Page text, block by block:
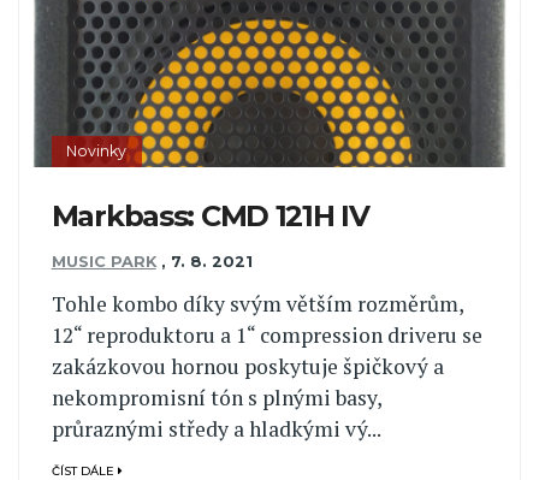
Novinky
Markbass: CMD 121H IV
MUSIC PARK , 7. 8. 2021
Tohle kombo díky svým větším rozměrům,
12“ reproduktoru a 1“ compression driveru se
zakázkovou hornou poskytuje špičkový a
nekompromisní tón s plnými basy,
průraznými středy a hladkými vý...
ČÍST DÁLE